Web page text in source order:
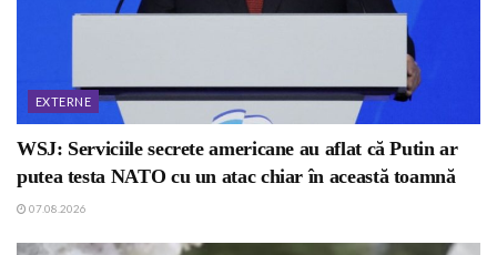
EXTERNE
WSJ: Serviciile secrete americane au aflat că Putin ar
putea testa NATO cu un atac chiar în această toamnă
07.08.2026